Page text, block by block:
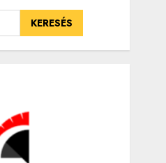
KERESÉS